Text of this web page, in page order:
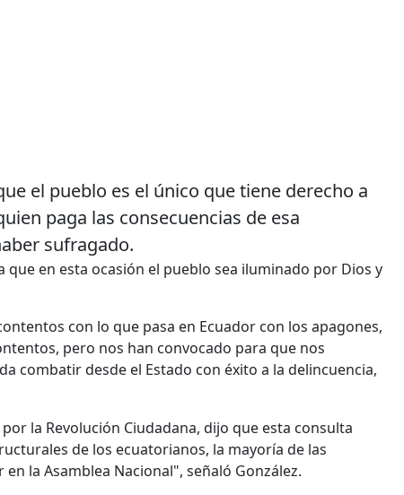
el pueblo es el único que tiene derecho a
paga las consecuencias de esa
sufragado.
que en esta ocasión el pueblo sea iluminado por Dios y
con lo que pasa en Ecuador con los apagones,
pero nos han convocado para que nos
combatir desde el Estado con éxito a la delincuencia,
la Revolución Ciudadana, dijo que esta consulta
de los ecuatorianos, la mayoría de las
la Asamblea Nacional", señaló González.